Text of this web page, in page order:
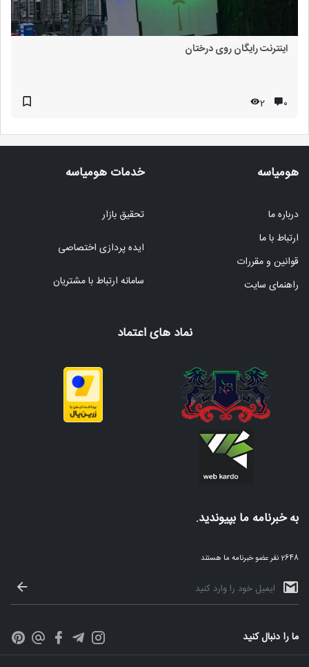
اینترنت رایگان روی درختان
۰ 2
هومیاسه
درباره ما
ارتباط با ما
قوانین و مقررات
راهنمای سایت
خدمات هومیاسه
تحقیق بازار
ایده پردازی اختصاصی
سامانه ارتباط با مشتریان
نماد های اعتماد
به خبرنامه ما بپیوندید.
2648 نفر عضو خبرنامه ما هستند
ما را دنبال کنید